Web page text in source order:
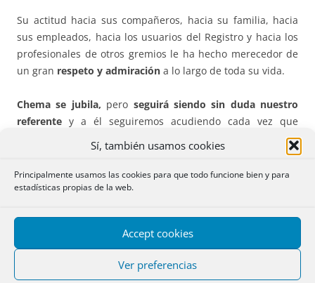
Sí, también usamos cookies
Principalmente usamos las cookies para que todo funcione bien y para
estadísticas propias de la web.
Accept cookies
Ver preferencias
Su actitud hacia sus compañeros, hacia su familia, hacia
sus empleados, hacia los usuarios del Registro y hacia los
profesionales de otros gremios le ha hecho merecedor de
un gran respeto y admiración a lo largo de toda su vida.
Chema se jubila, pero seguirá siendo sin duda nuestro
referente y a él seguiremos acudiendo cada vez que
tengamos alguna inquietud personal o jurídica.
Muchísimas gracias Chema
por todo lo que nos has
ofrecido personal y profesionalmente, de parte de todos
tus amigos, y compañeros, y también del equipo de
Juan Carlos Casas Rojo (en nombre de todos ellos)